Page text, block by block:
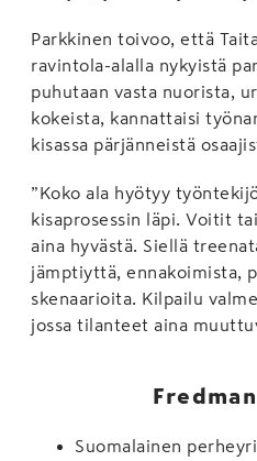
Parkkinen toivoo, että
ravintola-alalla nykyistä
puhutaan vasta nuorista,
kokeista, kannattaisi
kisassa pärjänneistä
”Koko ala hyötyy
kisaprosessin läpi. Voitit
aina hyvästä. Siellä
jämptiyttä, ennakoimista,
skenaarioita. Kilpailu
jossa tilanteet aina
Suomalainen